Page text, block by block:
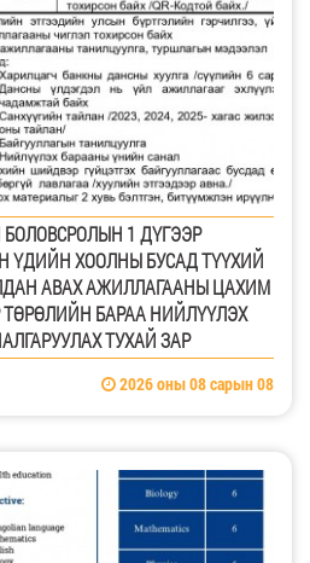
1 ДҮГЭЭР
ҮДИЙН ХООЛНЫ БУСАД ТҮҮХИЙ
АВАХ АЖИЛЛАГААНЫ ЦАХИМ
ТӨРӨЛИЙН БАРАА НИЙЛҮҮЛЭХ
ТУХАЙ ЗАР
2026 оны 08 сарын 08